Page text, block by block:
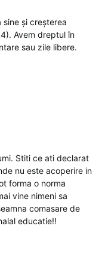
și creșterea
Avem dreptul în
sau zile libere.
Stiti ce ati declarat
nu este acoperire in
forma o norma
vine nimeni sa
comasare de
educatie!!